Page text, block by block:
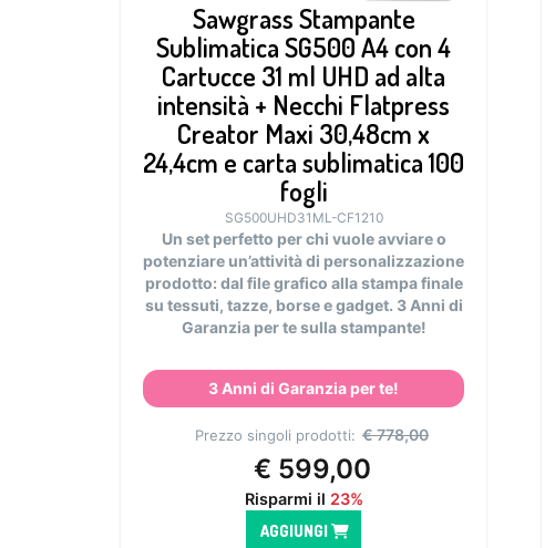
Sawgrass Stampante
Sublimatica SG500 A4 con 4
Cartucce 31 ml UHD ad alta
intensità + Necchi Flatpress
Creator Maxi 30,48cm x
24,4cm e carta sublimatica 100
fogli
SG500UHD31ML-CF1210
Un set perfetto per chi vuole avviare o
potenziare un’attività di personalizzazione
prodotto: dal file grafico alla stampa finale
su tessuti, tazze, borse e gadget. 3 Anni di
Garanzia per te sulla stampante!
3 Anni di Garanzia per te!
Prezzo singoli prodotti: €778,00
€ 599,00
Risparmi il 23%
AGGIUNGI